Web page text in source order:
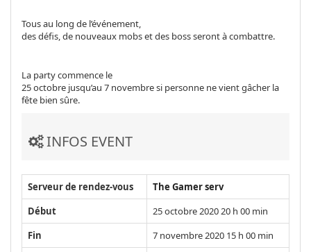
Tous au long de l’événement,
des défis, de nouveaux mobs et des boss seront à combattre.
La party commence le
25 octobre jusqu’au 7 novembre si personne ne vient gâcher la
fête bien sûre.
INFOS EVENT
Serveur de rendez-vous
The Gamer serv
Début
25 octobre 2020 20 h 00 min
Fin
7 novembre 2020 15 h 00 min